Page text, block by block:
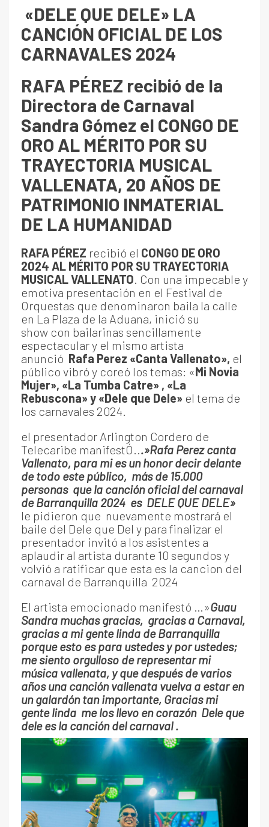
«DELE QUE DELE» LA
CANCIÓN OFICIAL DE LOS
CARNAVALES 2024
RAFA PÉREZ recibió de la
Directora de Carnaval
Sandra Gómez el CONGO DE
ORO AL MÉRITO POR SU
TRAYECTORIA MUSICAL
VALLENATA, 20 AÑOS DE
PATRIMONIO INMATERIAL
DE LA HUMANIDAD
RAFA PÉREZ recibió el CONGO DE ORO
2024 AL MÉRITO POR SU TRAYECTORIA
MUSICAL VALLENATO. Con una impecable y
emotiva presentación en el Festival de
Orquestas que denominaron baila la calle
en La Plaza de la Aduana, inició su
show con bailarinas sencillamente
espectacular y el mismo artista
anunció Rafa Perez «Canta Vallenato», el
público vibró y coreó los temas: «Mi Novia
Mujer», «La Tumba Catre» , «La
Rebuscona» y «Dele que Dele» el tema de
los carnavales 2024.
el presentador Arlington Cordero de
Telecaribe manifestÓ...»Rafa Perez canta
Vallenato, para mi es un honor decir delante
de todo este público, más de 15.000
personas que la canción oficial del carnaval
de Barranquilla 2024 es DELE QUE DELE»
le pidieron que nuevamente mostrará el
baile del Dele que Del y para finalizar el
presentador invitó a los asistentes a
aplaudir al artista durante 10 segundos y
volvió a ratificar que esta es la cancion del
carnaval de Barranquilla 2024
El artista emocionado manifestó …»Guau
Sandra muchas gracias, gracias a Carnaval,
gracias a mi gente linda de Barranquilla
porque esto es para ustedes y por ustedes;
me siento orgulloso de representar mi
música vallenata, y que después de varios
años una canción vallenata vuelva a estar en
un galardón tan importante, Gracias mi
gente linda me los llevo en corazón Dele que
dele es la canción del carnaval .